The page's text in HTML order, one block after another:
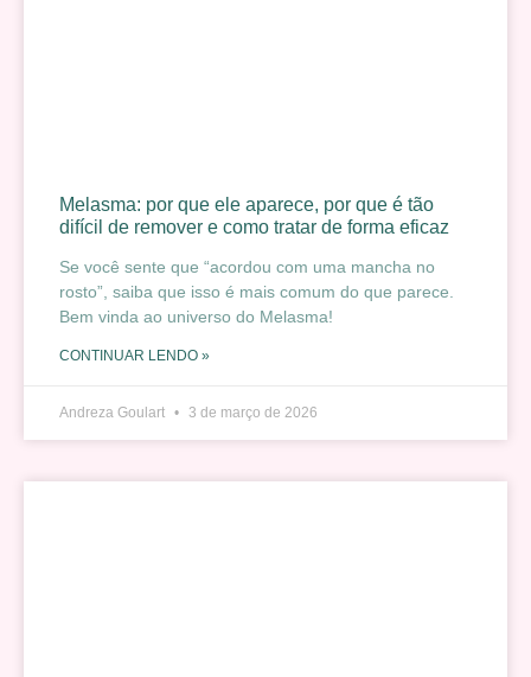
Melasma: por que ele aparece, por que é tão
difícil de remover e como tratar de forma eficaz
Se você sente que “acordou com uma mancha no
rosto”, saiba que isso é mais comum do que parece.
Bem vinda ao universo do Melasma!
CONTINUAR LENDO »
Andreza Goulart 3 de março de 2026